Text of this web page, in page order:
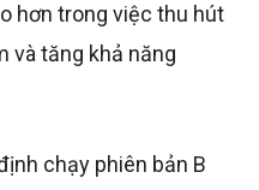
hơn trong việc thu hút
và tăng khả năng
chạy phiên bản B